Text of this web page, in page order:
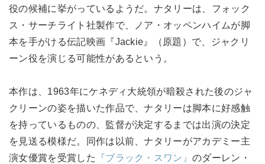
役の候補に挙がっているようだ。ナタリーは、フォック
ス・サーチライト社製作で、ノア・オッペンハイムが脚
本を手がける伝記映画『Jackie』（原題）で、ジャクリ
ーン役を演じる可能性があるという。
本作は、1963年にケネディ大統領が暗殺された後のジャ
クリーンの姿を描いた作品で、ナタリーは脚本に好感触
を持っているものの、監督が決定するまでは出演の決定
を見送る模様だ。同作は以前、ナタリーがアカデミー主
演女優賞を受賞した
『ブラック・スワン』のダーレン・